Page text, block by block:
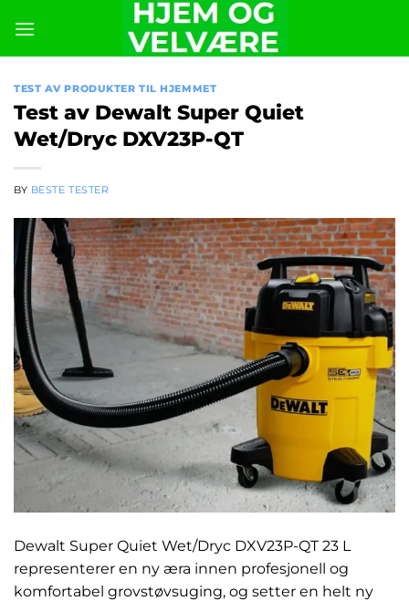
content
TEST AV PRODUKTER TIL HJEMMET
Test av Dewalt Super Quiet
Wet/Dryc DXV23P-QT
BY BESTE TESTER
Dewalt Super Quiet Wet/Dryc DXV23P-QT 23 L
representerer en ny æra innen profesjonell og
komfortabel grovstøvsuging, og setter en helt ny